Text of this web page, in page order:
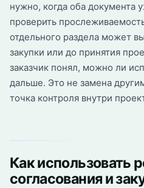
нужно, когда оба документа
проверить
отдельного раздела может
закупки или до принятия
заказчик понял, можно ли
дальше. Это не замена
точка контроля внутри
Как использовать
согласования и